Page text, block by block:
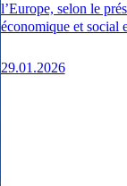
l’Europe, selon le
économique et social
29.01.2026